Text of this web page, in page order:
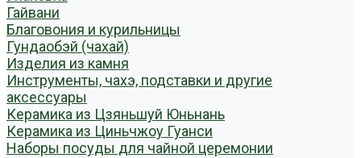
Гайвани
Благовония и курильницы
Гундаобэй (чахай)
Изделия из камня
Инструменты, чахэ, подставки и другие
аксессуары
Керамика из Цзяньшуй Юньнань
Керамика из Циньчжоу Гуанси
Наборы посуды для чайной церемонии